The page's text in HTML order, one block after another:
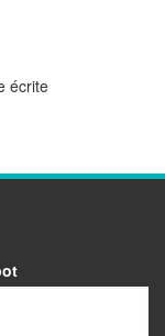
écrite